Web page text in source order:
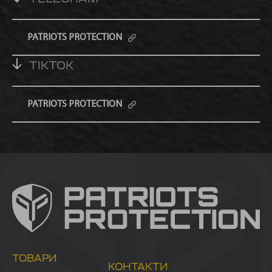
PATRIOTS PROTECTION
TIKTOK
PATRIOTS PROTECTION
ТОВАРИ
КОНТАКТИ